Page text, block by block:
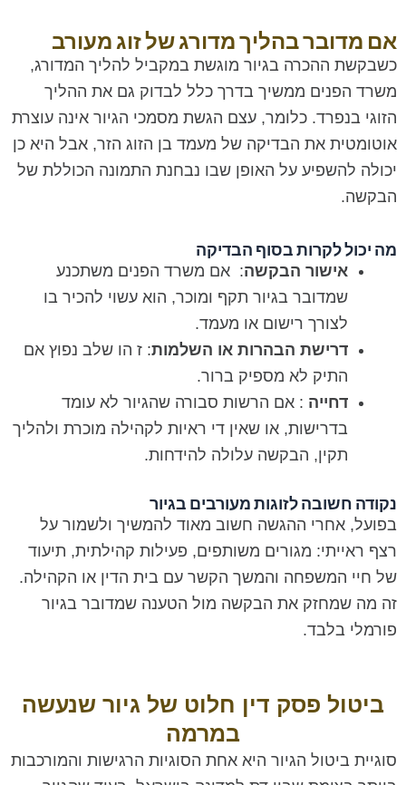
אם מדובר בהליך מדורג של זוג מעורב
כשבקשת ההכרה בגיור מוגשת במקביל להליך המדורג,
משרד הפנים ממשיך בדרך כלל לבדוק גם את ההליך
הזוגי בנפרד. כלומר, עצם הגשת מסמכי הגיור אינה עוצרת
אוטומטית את הבדיקה של מעמד בן הזוג הזר, אבל היא כן
יכולה להשפיע על האופן שבו נבחנת התמונה הכוללת של
הבקשה.
מה יכול לקרות בסוף הבדיקה
אישור הבקשה: אם משרד הפנים משתכנע
שמדובר בגיור תקף ומוכר, הוא עשוי להכיר בו
לצורך רישום או מעמד.
דרישת הבהרות או השלמות: ז הו שלב נפוץ אם
התיק לא מספיק ברור.
דחייה : אם הרשות סבורה שהגיור לא עומד
בדרישות, או שאין די ראיות לקהילה מוכרת ולהליך
תקין, הבקשה עלולה להידחות.
נקודה חשובה לזוגות מעורבים בגיור
בפועל, אחרי ההגשה חשוב מאוד להמשיך ולשמור על
רצף ראייתי: מגורים משותפים, פעילות קהילתית, תיעוד
של חיי המשפחה והמשך הקשר עם בית הדין או הקהילה.
זה מה שמחזק את הבקשה מול הטענה שמדובר בגיור
פורמלי בלבד.
ביטול פסק דין חלוט של גיור שנעשה
במרמה
סוגיית ביטול הגיור היא אחת הסוגיות הרגישות והמורכבות